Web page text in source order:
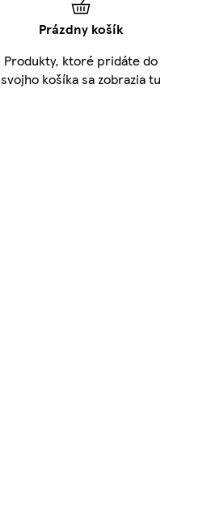
Prázdny košík
Produkty, ktoré pridáte do
svojho košíka sa zobrazia tu